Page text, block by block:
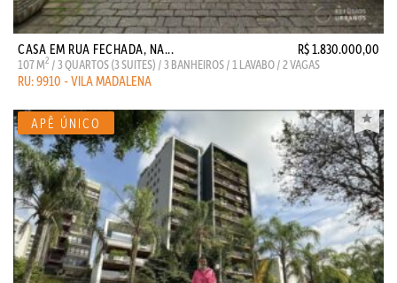
CASA EM RUA FECHADA, NA... R$ 1.830.000,00
107 M2 / 3 QUARTOS (3 SUITES) / 3 BANHEIROS / 1 LAVABO / 2 VAGAS
RU: 9910 - VILA MADALENA